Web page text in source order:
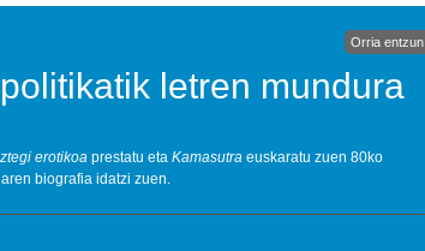
Orria entzun
letren mundura
erotikoa prestatu eta Kamasutra euskaratu zuen 80ko
biografia idatzi zuen.